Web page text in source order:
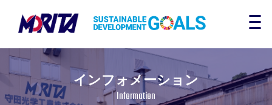
インフォメーション
Information